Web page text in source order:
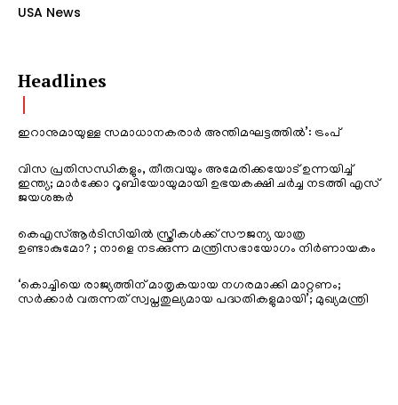
USA News
Headlines
ഇറാനുമായുള്ള സമാധാനകരാർ അന്തിമഘട്ടത്തിൽ‌’: ട്രംപ്
വിസ പ്രതിസന്ധികളും, തീരുവയും അമേരിക്കയോട് ഉന്നയിച്ച്
ഇന്ത്യ; മാർക്കോ റൂബിയോയുമായി ഉഭയകക്ഷി ചർച്ച നടത്തി എസ്
ജയശങ്കർ
കെഎസ്ആർടിസിയിൽ സ്ത്രീകൾക്ക് സൗജന്യ യാത്ര
ഉണ്ടാകുമോ? ; നാളെ നടക്കുന്ന മന്ത്രിസഭായോഗം നിർണായകം
‘കൊച്ചിയെ രാജ്യത്തിന് മാതൃകയായ നഗരമാക്കി മാറ്റണം;
സർക്കാർ വരുന്നത് സ്വപ്നതുല്യമായ പദ്ധതികളുമായി’; മുഖ്യമന്ത്രി